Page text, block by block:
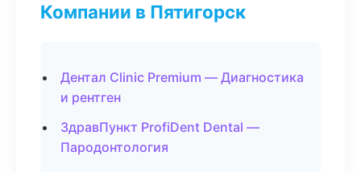
Компании в Пятигорск
Дентал Clinic Premium — Диагностика
и рентген
ЗдравПункт ProfiDent Dental —
Пародонтология